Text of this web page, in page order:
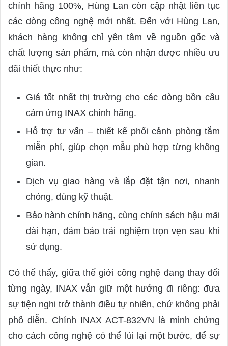
chính hãng 100%, Hùng Lan còn cập nhật liên tục
các dòng công nghệ mới nhất. Đến với Hùng Lan,
khách hàng không chỉ yên tâm về nguồn gốc và
chất lượng sản phẩm, mà còn nhận được nhiều ưu
đãi thiết thực như:
Giá tốt nhất thị trường cho các dòng bồn cầu
cảm ứng INAX chính hãng.
Hỗ trợ tư vấn – thiết kế phối cảnh phòng tắm
miễn phí, giúp chọn mẫu phù hợp từng không
gian.
Dịch vụ giao hàng và lắp đặt tận nơi, nhanh
chóng, đúng kỹ thuật.
Bảo hành chính hãng, cùng chính sách hậu mãi
dài hạn, đảm bảo trải nghiệm trọn vẹn sau khi
sử dụng.
Có thể thấy, giữa thế giới công nghệ đang thay đổi
từng ngày, INAX vẫn giữ một hướng đi riêng: đưa
sự tiện nghi trở thành điều tự nhiên, chứ không phải
phô diễn. Chính INAX ACT-832VN là minh chứng
cho cách công nghệ có thể lùi lại một bước, để sự